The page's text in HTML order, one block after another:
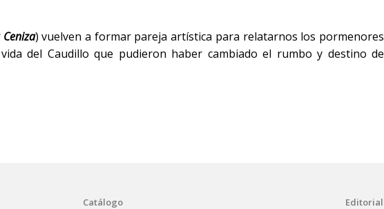
) vuelven a formar pareja artística para relatarnos los pormenores
del Caudillo que pudieron haber cambiado el rumbo y destino de
Catálogo
Editorial